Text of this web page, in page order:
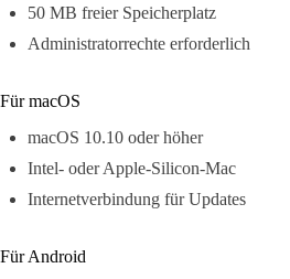
50 MB freier Speicherplatz
Administratorrechte erforderlich
Für macOS
macOS 10.10 oder höher
Intel- oder Apple-Silicon-Mac
Internetverbindung für Updates
Für Android